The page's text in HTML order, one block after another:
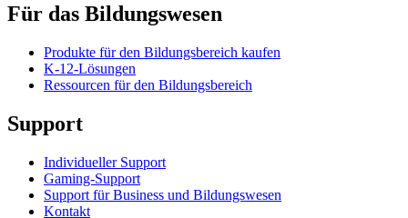
Für das Bildungswesen
Produkte für den Bildungsbereich kaufen
K-12-Lösungen
Ressourcen für den Bildungsbereich
Support
Individueller Support
Gaming-Support
Support für Business und Bildungswesen
Kontakt